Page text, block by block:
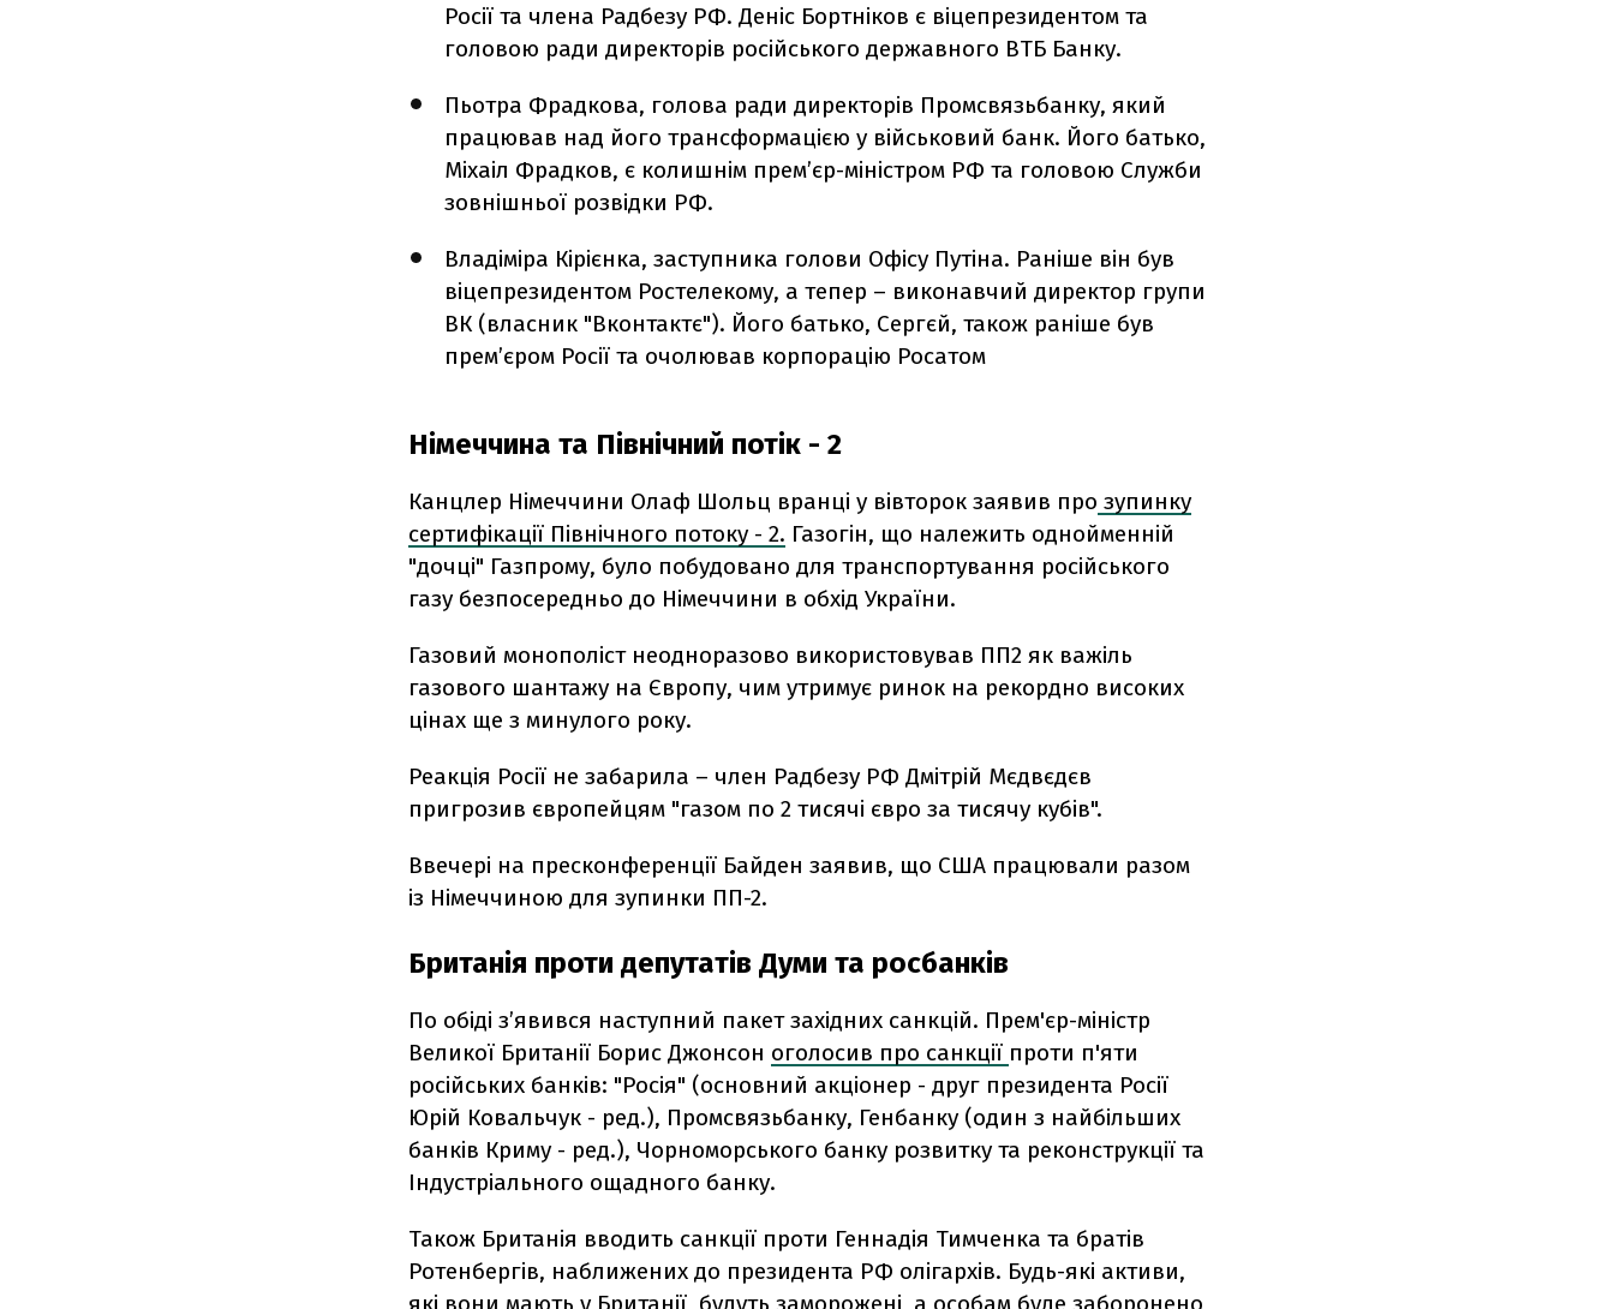
Росії та члена Радбезу РФ. Деніс Бортніков є віцепрезидентом та
головою ради директорів російського державного ВТБ Банку.
Пьотра Фрадкова, голова ради директорів Промсвязьбанку, який
працював над його трансформацією у військовий банк. Його батько,
Міхаіл Фрадков, є колишнім прем’єр-міністром РФ та головою Служби
зовнішньої розвідки РФ.
Владіміра Кірієнка, заступника голови Офісу Путіна. Раніше він був
віцепрезидентом Ростелекому, а тепер – виконавчий директор групи
ВК (власник "Вконтактє"). Його батько, Сергєй, також раніше був
прем’єром Росії та очолював корпорацію Росатом
Німеччина та Північний потік - 2
Канцлер Німеччини Олаф Шольц вранці у вівторок заявив про зупинку
сертифікації Північного потоку - 2. Газогін, що належить однойменній
"дочці" Газпрому, було побудовано для транспортування російського
газу безпосередньо до Німеччини в обхід України.
Газовий монополіст неодноразово використовував ПП2 як важіль
газового шантажу на Європу, чим утримує ринок на рекордно високих
цінах ще з минулого року.
Реакція Росії не забарила – член Радбезу РФ Дмітрій Мєдвєдєв
пригрозив європейцям "газом по 2 тисячі євро за тисячу кубів".
Ввечері на пресконференції Байден заявив, що США працювали разом
із Німеччиною для зупинки ПП-2.
Британія проти депутатів Думи та росбанків
По обіді з’явився наступний пакет західних санкцій. Прем'єр-міністр
Великої Британії Борис Джонсон оголосив про санкції проти п'яти
російських банків: "Росія" (основний акціонер - друг президента Росії
Юрій Ковальчук - ред.), Промсвязьбанку, Генбанку (один з найбільших
банків Криму - ред.), Чорноморського банку розвитку та реконструкції та
Індустріального ощадного банку.
Також Британія вводить санкції проти Геннадія Тимченка та братів
Ротенбергів, наближених до президента РФ олігархів. Будь-які активи,
які вони мають у Британії, будуть заморожені, а особам буде заборонено